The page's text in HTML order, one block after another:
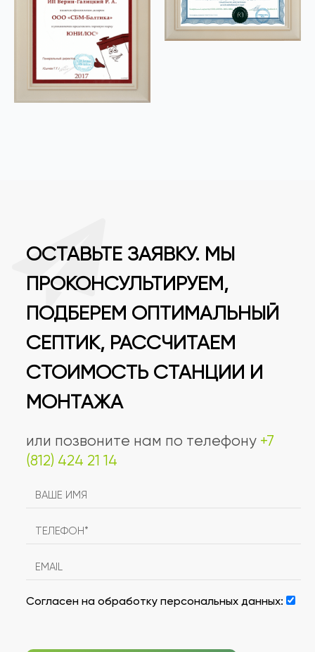
ОСТАВЬТЕ ЗАЯВКУ. МЫ
ПРОКОНСУЛЬТИРУЕМ,
ПОДБЕРЕМ ОПТИМАЛЬНЫЙ
СЕПТИК, РАССЧИТАЕМ
СТОИМОСТЬ СТАНЦИИ И
МОНТАЖА
или позвоните нам по телефону +7
(812) 424 21 14
Согласен на обработку персональных данных: